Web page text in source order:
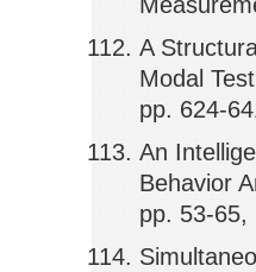
A
Modal
pp. 624-
An
Behavior
pp. 53-65,